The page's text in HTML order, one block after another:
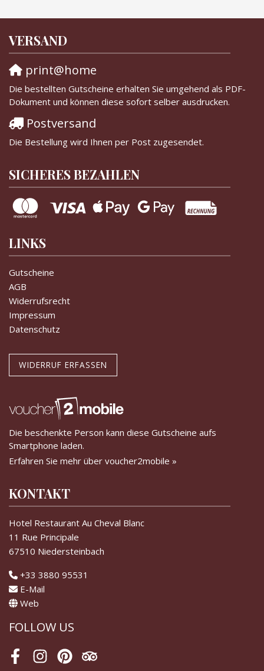
VERSAND
print@home
Die bestellten Gutscheine erhalten Sie umgehend als PDF-
Dokument und können diese sofort selber ausdrucken.
Postversand
Die Bestellung wird Ihnen per Post zugesendet.
SICHERES BEZAHLEN
LINKS
Gutscheine
AGB
Widerrufsrecht
Impressum
Datenschutz
WIDERRUF ERFASSEN
Die beschenkte Person kann diese Gutscheine aufs
Smartphone laden.
Erfahren Sie mehr über voucher2mobile »
KONTAKT
Hotel Restaurant Au Cheval Blanc
11 Rue Principale
67510 Niedersteinbach
+33 3880 95531
E-Mail
Web
FOLLOW US
FacebookInstagramPinterestTripadvisor